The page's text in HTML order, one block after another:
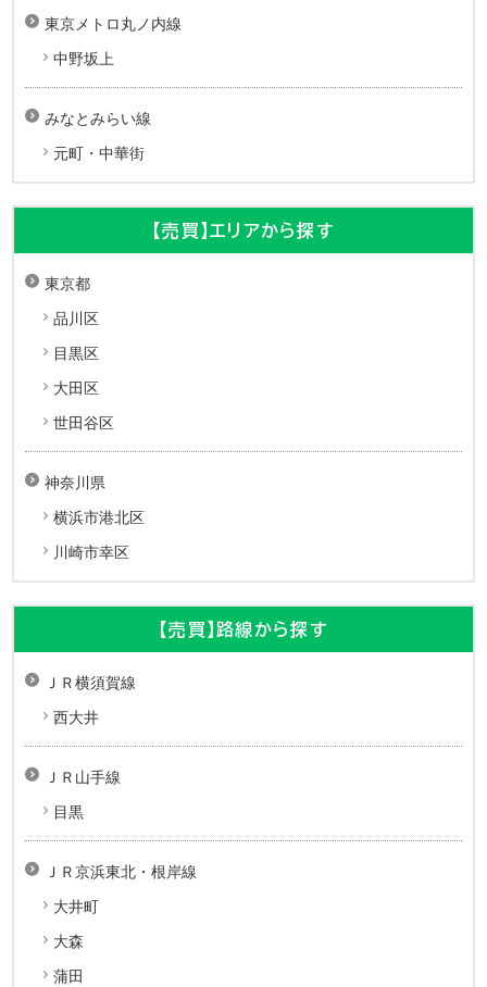
東京メトロ丸ノ内線
中野坂上
みなとみらい線
元町・中華街
【売買】エリアから探す
東京都
品川区
目黒区
大田区
世田谷区
神奈川県
横浜市港北区
川崎市幸区
【売買】路線から探す
ＪＲ横須賀線
西大井
ＪＲ山手線
目黒
ＪＲ京浜東北・根岸線
大井町
大森
蒲田